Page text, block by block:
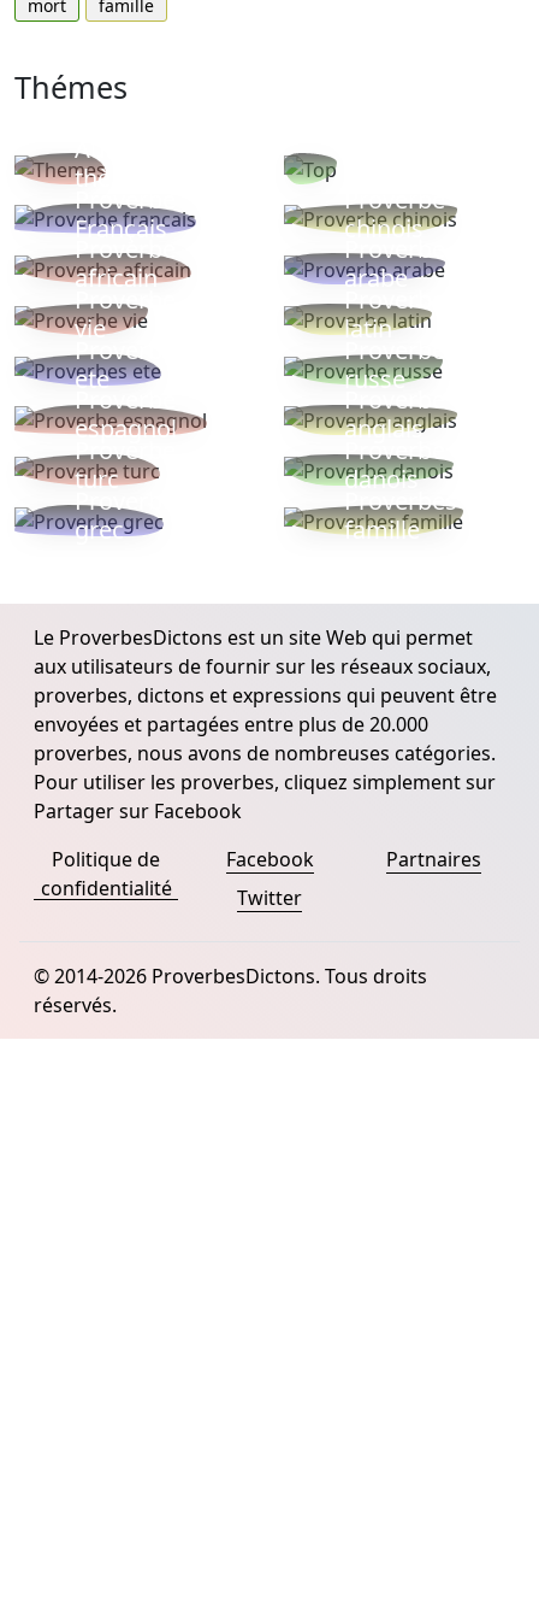
mort
famille
Thémes
Autres
thèmes
Proverbe
Français
Proverbe
chinois
Proverbe
africain
Proverbe
arabe
Proverbe
vie
Proverbe
latin
Proverbes
ete
Proverbe
russe
Proverbe
espagnol
Proverbe
anglais
Proverbe
turc
Proverbe
danois
Proverbe
grec
Proverbes
famille
Le ProverbesDictons est un site Web qui permet
aux utilisateurs de fournir sur les réseaux sociaux,
proverbes, dictons et expressions qui peuvent être
envoyées et partagées entre plus de 20.000
proverbes, nous avons de nombreuses catégories.
Pour utiliser les proverbes, cliquez simplement sur
Partager sur Facebook
Politique de
confidentialité
Facebook
Twitter
Partnaires
© 2014-2026 ProverbesDictons. Tous droits
réservés.